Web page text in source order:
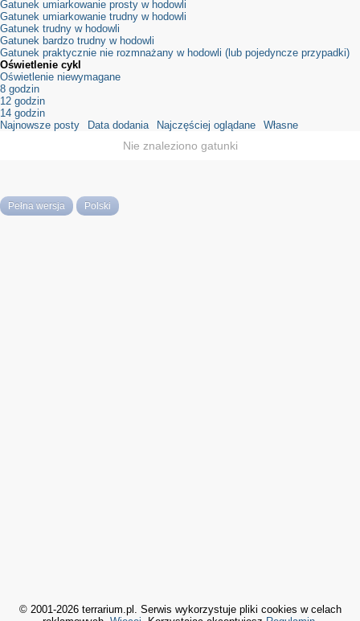
Gatunek umiarkowanie prosty w hodowli
Gatunek umiarkowanie trudny w hodowli
Gatunek trudny w hodowli
Gatunek bardzo trudny w hodowli
Gatunek praktycznie nie rozmnażany w hodowli (lub pojedyncze przypadki)
Oświetlenie cykl
Oświetlenie niewymagane
8 godzin
12 godzin
14 godzin
Najnowsze posty
Data dodania Najczęściej oglądane Własne
Nie znaleziono gatunki
Pełna wersja Polski
© 2001-2026 terrarium.pl. Serwis wykorzystuje pliki cookies w celach